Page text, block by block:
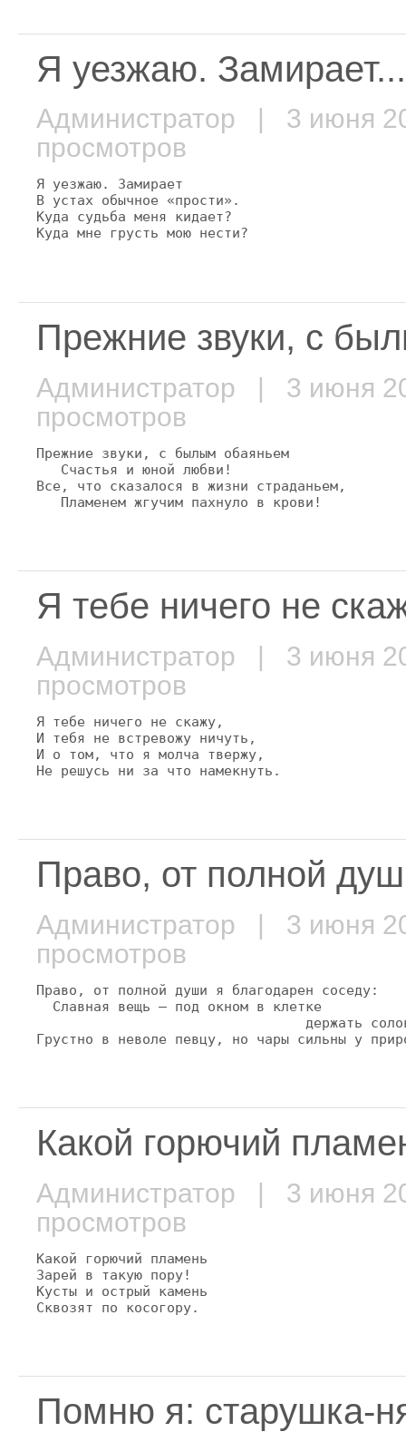
Я уезжаю. Замирает...
Администратор | 3 июня
просмотров
Я уезжаю. Замирает
В устах обычное «прости».
Куда судьба меня кидает?
Куда мне грусть мою нести?
Прежние звуки, с
Администратор | 3 июня
просмотров
Прежние звуки, с былым обаяньем
   Счастья и юной любви!
Все, что сказалося в жизни страданьем,
   Пламенем жгучим пахнуло в крови!
Я тебе ничего не
Администратор | 3 июня
просмотров
Я тебе ничего не скажу,
И тебя не встревожу ничуть,
И о том, что я молча твержу,
Не решусь ни за что намекнуть.
Право, от полной
Администратор | 3 июня
просмотров
Право, от полной души я благодарен соседу:
  Славная вещь — под окном в клетке
держать
Грустно в неволе певцу, но чары сильны у
Какой горючий
Администратор | 3 июня
просмотров
Какой горючий пламень
Зарей в такую пору!
Кусты и острый камень
Сквозят по косогору.
Помню я: старушка-